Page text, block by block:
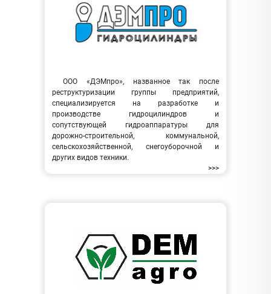
ООО «ДЭМпро», названное так после
реструктуризации группы предприятий,
специализируется на разработке и
производстве гидроцилиндров и
сопутствующей гидроаппаратуры для
дорожно-строительной, коммунальной,
сельскохозяйственной, снегоуборочной и
других видов техники.
>>>